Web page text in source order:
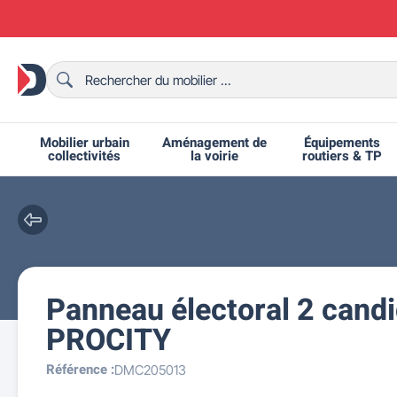
Mobilier urbain
collectivités
Bancs urbains
Aménagement de
la voirie
Bornes et potelets urbains
Équipements
routiers & TP
Ralentisseurs routiers
Grilles d'exposition
Fêtes et événements
Chaises de collectivité
Mobilier intérieur CHR
Chaises et bancs scolaires
Tables de ping-pong
Panneau électoral 2
PROCITY
Référence :DMC205013